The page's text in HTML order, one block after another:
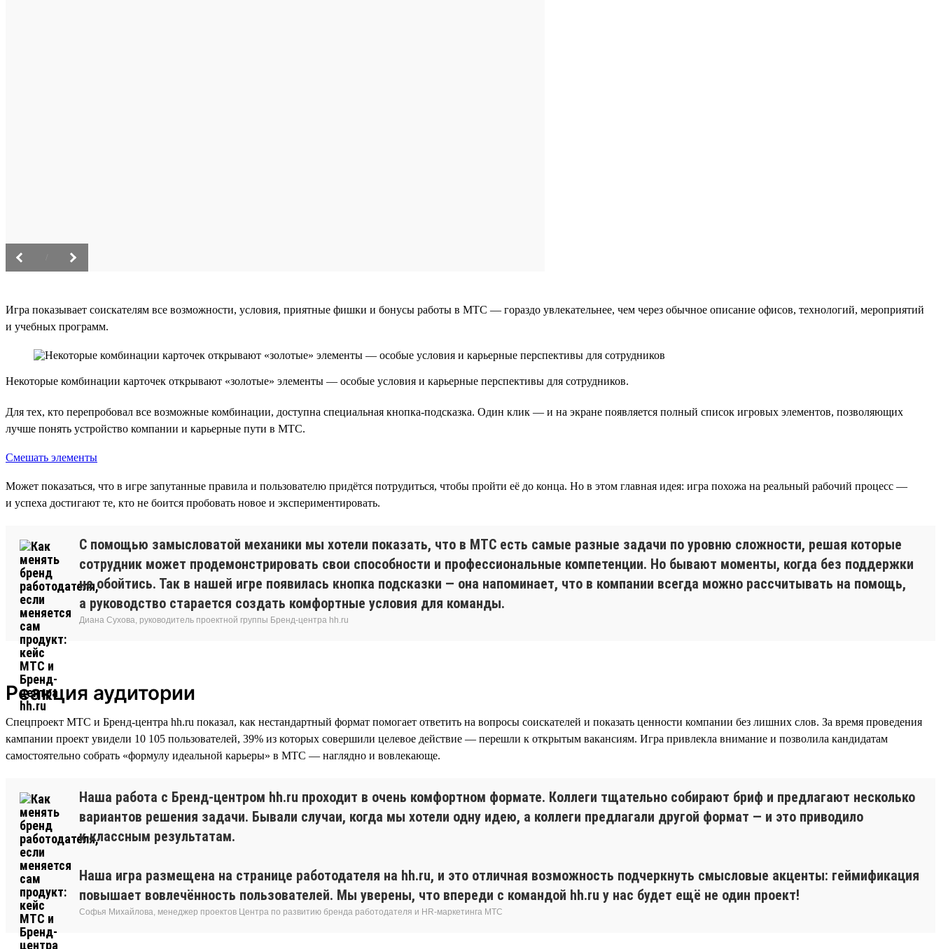
Игра показывает соискателям все возможности, условия, приятные фишки и бонусы работы в МТС — гораздо увлекательнее, чем через обычное описание офисов, технологий, мероприятий
и учебных программ.
Некоторые комбинации карточек открывают «золотые» элементы — особые условия и карьерные перспективы для сотрудников.
Для тех, кто перепробовал все возможные комбинации, доступна специальная кнопка-подсказка. Один клик — и на экране появляется полный список игровых элементов, позволяющих
лучше понять устройство компании и карьерные пути в МТС.
Смешать элементы
Может показаться, что в игре запутанные правила и пользователю придётся потрудиться, чтобы пройти её до конца. Но в этом главная идея: игра похожа на реальный рабочий процесс —
и успеха достигают те, кто не боится пробовать новое и экспериментировать.
С помощью замысловатой механики мы хотели показать, что в МТС есть самые разные задачи по уровню сложности, решая которые
сотрудник может продемонстрировать свои способности и профессиональные компетенции. Но бывают моменты, когда без поддержки
не обойтись. Так в нашей игре появилась кнопка подсказки — она напоминает, что в компании всегда можно рассчитывать на помощь,
а руководство старается создать комфортные условия для команды.
Диана Сухова, руководитель проектной группы Бренд-центра hh.ru
Реакция аудитории
Спецпроект МТС и Бренд-центра hh.ru показал, как нестандартный формат помогает ответить на вопросы соискателей и показать ценности компании без лишних слов. За время проведения
кампании проект увидели 10 105 пользователей, 39% из которых совершили целевое действие — перешли к открытым вакансиям. Игра привлекла внимание и позволила кандидатам
самостоятельно собрать «формулу идеальной карьеры» в МТС — наглядно и вовлекающе.
Наша работа с Бренд-центром hh.ru проходит в очень комфортном формате. Коллеги тщательно собирают бриф и предлагают несколько
вариантов решения задачи. Бывали случаи, когда мы хотели одну идею, а коллеги предлагали другой формат — и это приводило
к классным результатам.
Наша игра размещена на странице работодателя на hh.ru, и это отличная возможность подчеркнуть смысловые акценты: геймификация
повышает вовлечённость пользователей. Мы уверены, что впереди с командой hh.ru у нас будет ещё не один проект!
Софья Михайлова, менеджер проектов Центра по развитию бренда работодателя и HR-маркетинга МТС